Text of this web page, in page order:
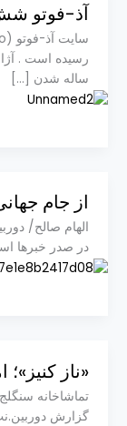
آذ-فوتو
رسیده است .
ساله شدن […]
از جام
الهام صالح/
در صدر خبرها
«ناز
تماشاخانه